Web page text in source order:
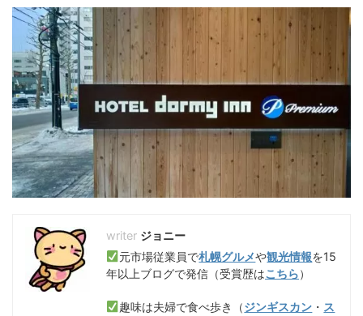
ジョニー
元市場従業員で札幌グルメや観光情報を15
年以上ブログで発信（受賞歴はこちら）
趣味は夫婦で食べ歩き（ジンギスカン ・ ス